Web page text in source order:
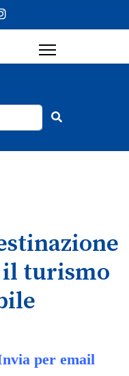
turismo
per email